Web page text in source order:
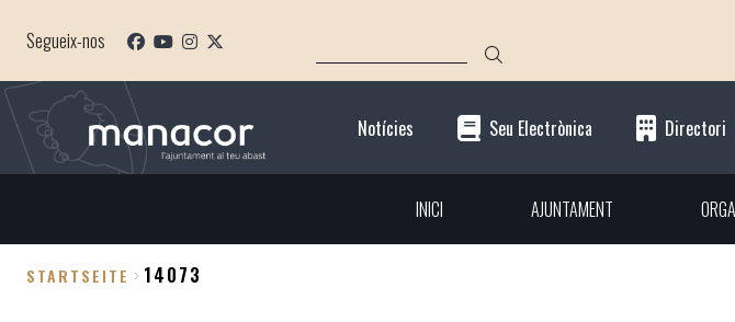
Segueix-nos
Notícies Seu Electrònica Directori
INICI AJUNTAMENT
STARTSEITE 14073